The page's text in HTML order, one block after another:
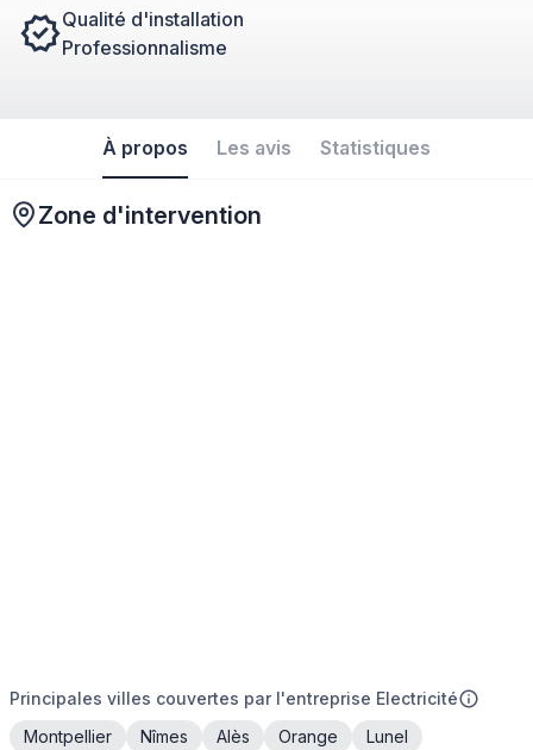
Qualité d'installation
Professionnalisme
À propos Les avis Statistiques
Zone d'intervention
Principales villes couvertes par l'entreprise Electricité
Montpellier
Nîmes Alès Orange
Lunel